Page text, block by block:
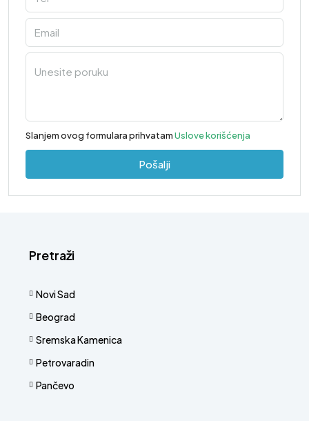
Slanjem ovog formulara prihvatamUslove korišćenja
Pošalji
Pretraži
Novi Sad
Beograd
Sremska Kamenica
Petrovaradin
Pančevo